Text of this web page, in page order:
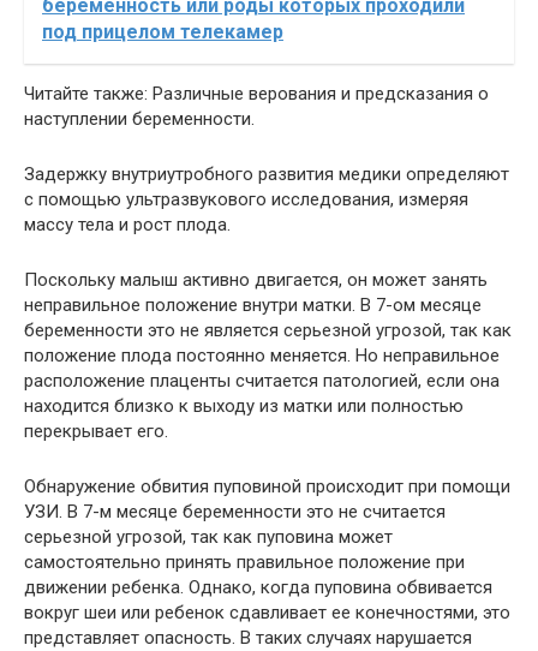
беременность или роды которых проходили
под прицелом телекамер
Читайте также: Различные верования и предсказания о
наступлении беременности.
Задержку внутриутробного развития медики определяют
с помощью ультразвукового исследования, измеряя
массу тела и рост плода.
Поскольку малыш активно двигается, он может занять
неправильное положение внутри матки. В 7-ом месяце
беременности это не является серьезной угрозой, так как
положение плода постоянно меняется. Но неправильное
расположение плаценты считается патологией, если она
находится близко к выходу из матки или полностью
перекрывает его.
Обнаружение обвития пуповиной происходит при помощи
УЗИ. В 7-м месяце беременности это не считается
серьезной угрозой, так как пуповина может
самостоятельно принять правильное положение при
движении ребенка. Однако, когда пуповина обвивается
вокруг шеи или ребенок сдавливает ее конечностями, это
представляет опасность. В таких случаях нарушается